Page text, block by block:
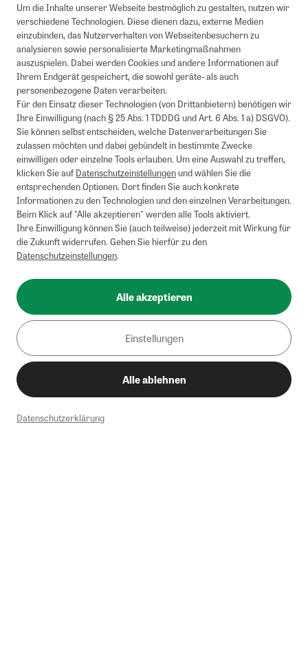
Um die Inhalte unserer Webseite bestmöglich zu gestalten, nutzen wir
verschiedene Technologien. Diese dienen dazu, externe Medien
einzubinden, das Nutzerverhalten von Webseitenbesuchern zu
analysieren sowie personalisierte Marketingmaßnahmen
auszuspielen. Dabei werden Cookies und andere Informationen auf
Ihrem Endgerät gespeichert, die sowohl geräte- als auch
personenbezogene Daten verarbeiten.
Für den Einsatz dieser Technologien (von Drittanbietern) benötigen wir
Ihre Einwilligung (nach § 25 Abs. 1 TDDDG und Art. 6 Abs. 1 a) DSGVO).
Sie können selbst entscheiden, welche Datenverarbeitungen Sie
zulassen möchten und dabei gebündelt in bestimmte Zwecke
einwilligen oder einzelne Tools erlauben. Um eine Auswahl zu treffen,
klicken Sie aufDatenschutzeinstellungenund wählen Sie die
entsprechenden Optionen. Dort finden Sie auch konkrete
Informationen zu den Technologien und den einzelnen Verarbeitungen.
Beim Klick auf "Alle akzeptieren" werden alle Tools aktiviert.
Ihre Einwilligung können Sie (auch teilweise) jederzeit mit Wirkung für
die Zukunft widerrufen. Gehen Sie hierfür zu den
Datenschutzeinstellungen.
Alle akzeptieren
Einstellungen
Alle ablehnen
Datenschutzerklärung